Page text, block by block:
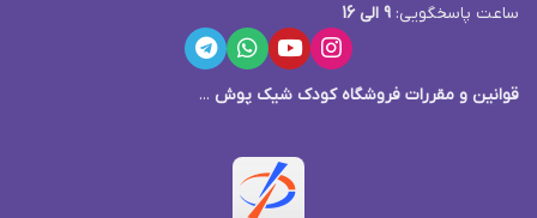
ساعت پاسخگویی: 9 الی 16
قوانین و مقررات فروشگاه کودک شیک پوش ...